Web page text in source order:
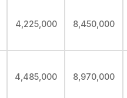
4,225,000 8,450,000
4,485,000 8,970,000